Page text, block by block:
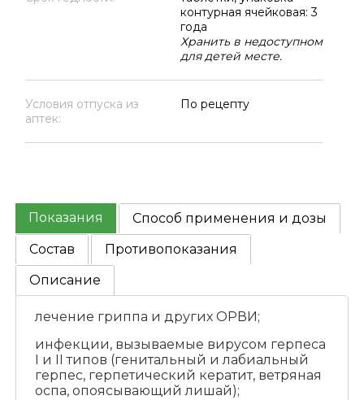
контурная ячейковая: 3
года
Хранить в недоступном
для детей месте.
Условия отпуска из
аптек:
По рецепту
Показания
Способ применения и дозы
Состав
Противопоказания
Описание
лечение гриппа и других ОРВИ;
инфекции, вызываемые вирусом герпеса
I и II типов (генитальный и лабиальный
герпес, герпетический кератит, ветряная
оспа, опоясывающий лишай);